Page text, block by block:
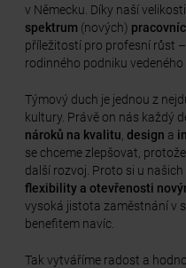
v Německu. Díky naší
spektrum (nových)
příležitostí pro profesní růst
rodinného podniku
Týmový duch je jednou z
kultury. Právě on nás každý
nároků na kvalitu design a
se chceme zlepšovat,
další rozvoj. Proto si u
flexibility a otevřenosti
vysoká jistota zaměstnání v
benefitem navíc.
Tak vytváříme radost a